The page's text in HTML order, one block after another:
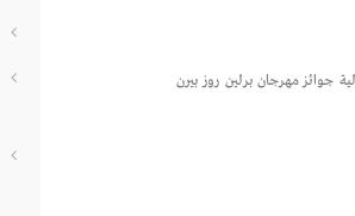
جوائز مهرجان برلين روز بيرن